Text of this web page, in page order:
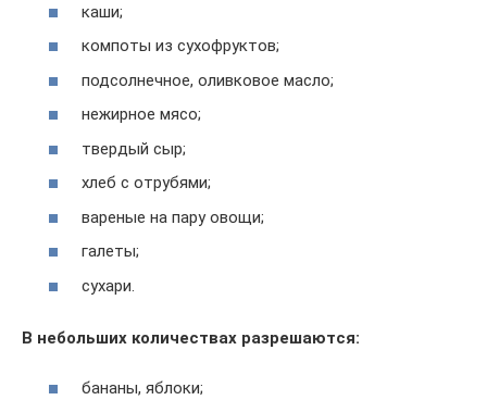
каши;
компоты из сухофруктов;
подсолнечное, оливковое масло;
нежирное мясо;
твердый сыр;
хлеб с отрубями;
вареные на пару овощи;
галеты;
сухари.
В небольших количествах разрешаются:
бананы, яблоки;